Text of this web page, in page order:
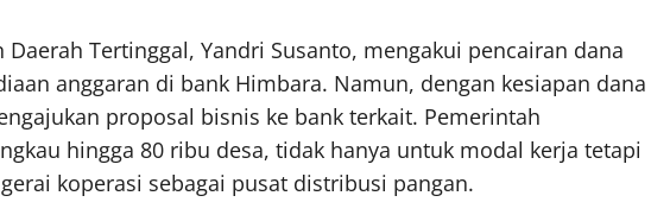
Tertinggal, Yandri Susanto, mengakui pencairan dana
anggaran di bank Himbara. Namun, dengan kesiapan dana
proposal bisnis ke bank terkait. Pemerintah
hingga 80 ribu desa, tidak hanya untuk modal kerja tetapi
koperasi sebagai pusat distribusi pangan.